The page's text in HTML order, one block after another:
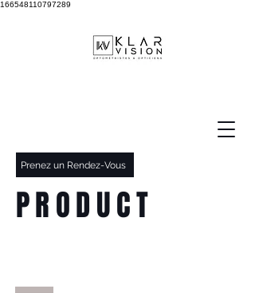
166548110797289
Prenez un Rendez-Vous
PRODUCT